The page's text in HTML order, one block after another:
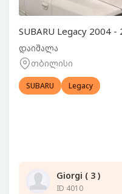
SUBARU Legacy 2004 -
დაიშალა
თბილისი
SUBARU Legacy
Giorgi ( 3 )
ID 4010